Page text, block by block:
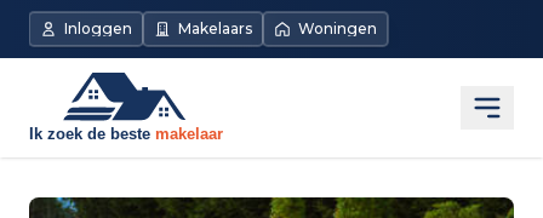
Inloggen Makelaars Woningen